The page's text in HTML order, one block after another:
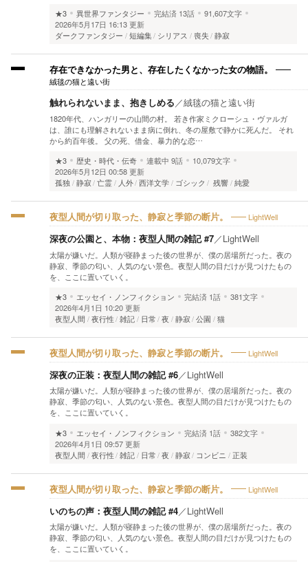
★3
異世界ファンタジー 完結済 13話
91,607文字
2026年5月17日 16:13 更新
ダークファンタジー
短編集 シリアス 喪失 静寂
存在できなかった男と、存在したくなかった女の物語。
絨毯の猫と遠い街
触れられないまま、抱きしめる／絨毯の猫と遠い街
1820年代、ハンガリーの山間の村。 若き作家ミクローシュ・ヴァルガ
は、誰にも理解されないまま病に倒れ、冬の屋敷で静かに死んだ。 それ
から約百年後。 父の死、借金、暴力的な恋…
★3
歴史・時代・伝奇 連載中 9話
10,079文字
2026年5月12日 00:58 更新
孤独
静寂 亡霊 人外 西洋文学 ゴシック 残響 純愛
夜型人間が切り取った、静寂と季節の断片。 LightWell
深夜の公園と、本物：夜型人間の雑記 #7／LightWell
太陽が嫌いだ。人類が寝静まった後の世界が、僕の居場所だった。夜の
静寂、季節の匂い、人気のない景色。夜型人間の目だけが見つけたもの
を、ここに置いていく。
★3
エッセイ・ノンフィクション 完結済 1話
381文字
2026年4月1日 10:20 更新
夜型人間
夜行性 雑記 日常 夜 静寂 公園 猫
夜型人間が切り取った、静寂と季節の断片。 LightWell
深夜の正装：夜型人間の雑記 #6／LightWell
太陽が嫌いだ。人類が寝静まった後の世界が、僕の居場所だった。夜の
静寂、季節の匂い、人気のない景色。夜型人間の目だけが見つけたもの
を、ここに置いていく。
★3
エッセイ・ノンフィクション 完結済 1話
382文字
2026年4月1日 09:57 更新
夜型人間
夜行性 雑記 日常 夜 静寂 コンビニ 正装
夜型人間が切り取った、静寂と季節の断片。 LightWell
いのちの声：夜型人間の雑記 #4／LightWell
太陽が嫌いだ。人類が寝静まった後の世界が、僕の居場所だった。夜の
静寂、季節の匂い、人気のない景色。夜型人間の目だけが見つけたもの
を、ここに置いていく。